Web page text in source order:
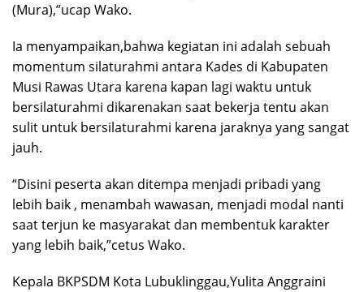
(Mura),”ucap Wako.
Ia menyampaikan,bahwa kegiatan ini adalah sebuah
momentum silaturahmi antara Kades di Kabupaten
Musi Rawas Utara karena kapan lagi waktu untuk
bersilaturahmi dikarenakan saat bekerja tentu akan
sulit untuk bersilaturahmi karena jaraknya yang sangat
jauh.
“Disini peserta akan ditempa menjadi pribadi yang
lebih baik , menambah wawasan, menjadi modal nanti
saat terjun ke masyarakat dan membentuk karakter
yang lebih baik,”cetus Wako.
Kepala BKPSDM Kota Lubuklinggau,Yulita Anggraini